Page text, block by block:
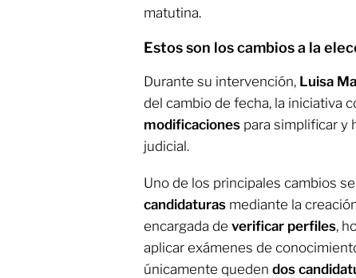
matutina.
Estos son los cambios a la
Durante su intervención, Luisa
del cambio de fecha, la iniciativa
modificaciones para simplificar y
judicial.
Uno de los principales cambios
candidaturas mediante la
encargada de verificar perfiles,
aplicar exámenes de
únicamente queden dos